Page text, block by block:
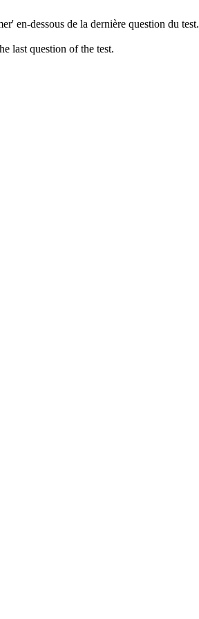
en-dessous de la dernière question du test.
last question of the test.